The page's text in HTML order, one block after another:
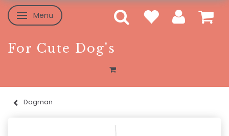
Skifte navigation
Menu
For Cute Dog's
Dogman